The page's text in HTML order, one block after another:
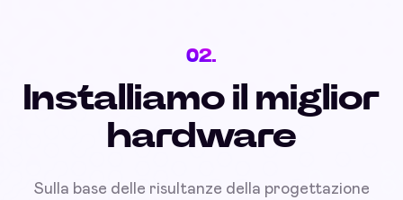
02.
Installiamo il miglior
hardware
Sulla base delle risultanze della progettazione